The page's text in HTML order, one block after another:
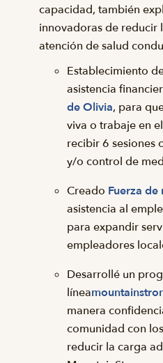
capacidad, también
innovadoras de reducir
atención de salud
Establecimiento
asistencia
de Olivia, para
viva o trabaje en
recibir 6 sesiones
y/o control de
Creado Fuerza de
asistencia al
para expandir
empleadores
Desarrollé un
línea
manera
comunidad con
reducir la carga